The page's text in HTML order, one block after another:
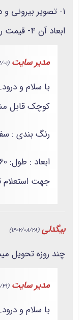
ابعاد آن ۴- قیمت را ارسال بفرمایید. ممنونم.
مدیر سایت (1402/04/01)
با سلام و
کوچک قابل
رنگ بندی :
جهت
بیگدلی (1402/08/28)
چند روزه تحویل
مدیر سایت (1402/08/29)